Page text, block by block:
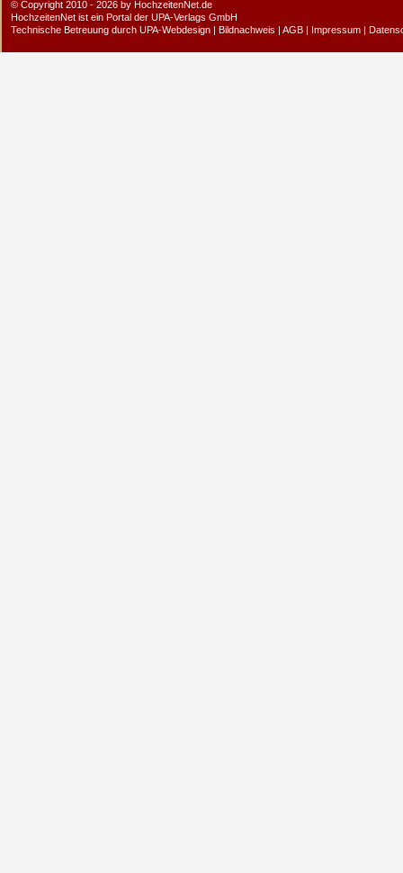
© Copyright 2010 - 2026 by HochzeitenNet.de
HochzeitenNet ist ein Portal der UPA-Verlags GmbH
Technische Betreuung durch UPA-Webdesign | Bildnachweis | AGB | Impressum |